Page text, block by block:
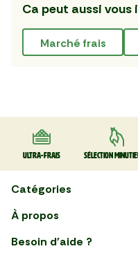
Ca peut aussi vous
marché frais
Ultra-frais Sélection
Catégories
Faire ses courses en ligne
À propos
Besoin d'aide ?